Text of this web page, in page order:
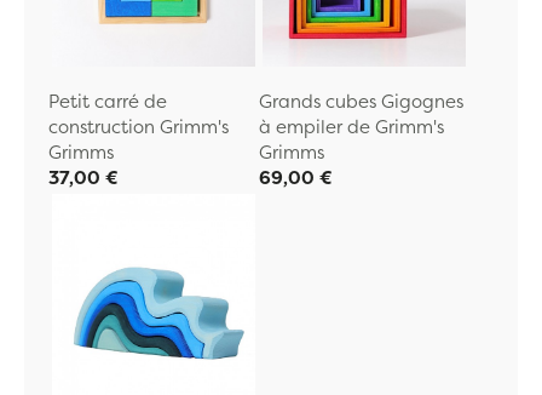
Petit carré de
construction Grimm's
Grimms
37,00 €
Grands cubes Gigognes
à empiler de Grimm's
Grimms
69,00 €